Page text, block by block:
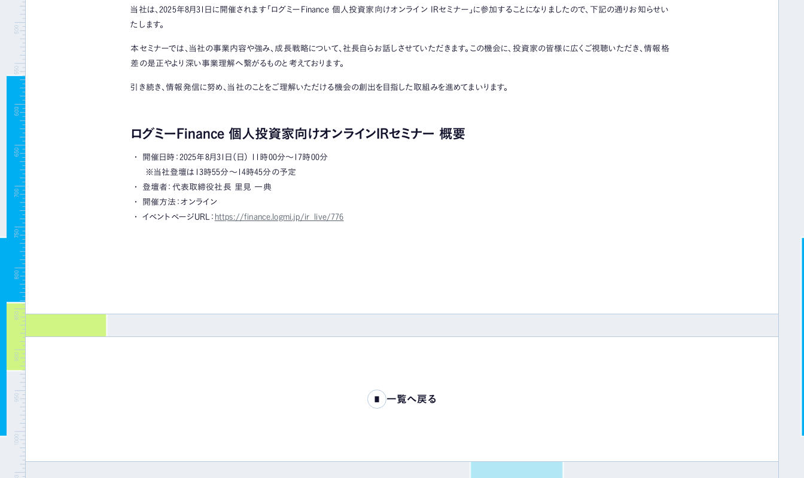
当社は、2025年8月31日に開催されます「ログミーFinance 個人投資家向けオンライン IRセミナー」に参加することになりましたので、下記の通りお知らせい
たします。
本セミナーでは、当社の事業内容や強み、成長戦略について、社長自らお話しさせていただきます。この機会に、投資家の皆様に広くご視聴いただき、情報格
差の是正やより深い事業理解へ繋がるものと考えております。
引き続き、情報発信に努め、当社のことをご理解いただける機会の創出を目指した取組みを進めてまいります。
ログミーFinance 個人投資家向けオンラインIRセミナー 概要
開催日時：2025年8月31日（日） 11時00分～17時00分
※当社登壇は13時55分～14時45分の予定
登壇者：代表取締役社長 里見 一典
開催方法：オンライン
イベントページURL： https://finance.logmi.jp/ir_live/776
一覧へ戻る